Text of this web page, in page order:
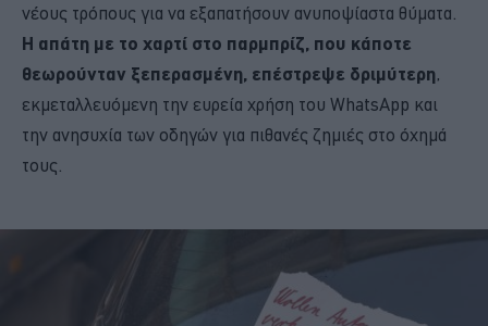
νέους τρόπους για να εξαπατήσουν ανυποψίαστα θύματα.
Η απάτη με το χαρτί στο παρμπρίζ, που κάποτε
θεωρούνταν ξεπερασμένη, επέστρεψε δριμύτερη,
εκμεταλλευόμενη την ευρεία χρήση του WhatsApp και
την ανησυχία των οδηγών για πιθανές ζημιές στο όχημά
τους.